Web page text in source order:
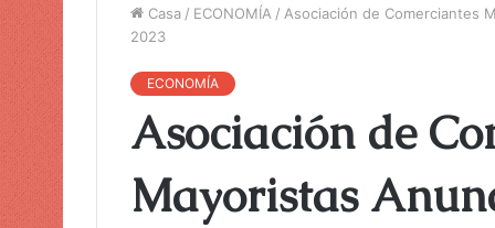
Casa / ECONOMÍA / Asociación de Comerciantes
2023
ECONOMÍA
Asociación de
Mayoristas